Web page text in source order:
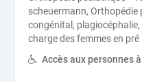
scheuermann,
congénital,
charge des femmes en
Accès aux personnes